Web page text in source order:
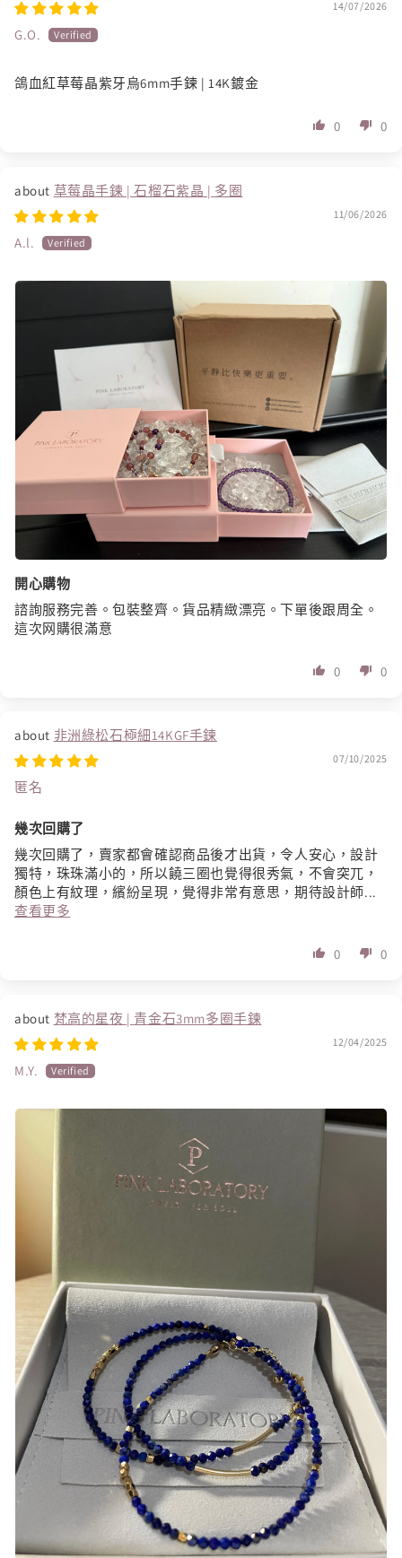
14/07/2026
G.O.
鴿血紅草莓晶紫牙烏6mm手鍊 | 14K鍍金
0 0
草莓晶手鍊 | 石榴石紫晶 | 多圈
11/06/2026
A.l.
開心購物
諮詢服務完善。包裝整齊。貨品精緻漂亮。下單後跟周全。
這次网購很滿意
0 0
非洲綠松石極細14KGF手鍊
07/10/2025
匿名
幾次回購了
幾次回購了，賣家都會確認商品後才出貨，令人安心，設計
獨特，珠珠滿小的，所以饒三圈也覺得很秀氣，不會突兀，
顏色上有紋理，繽紛呈現，覺得非常有意思，期待設計師...
查看更多
0 0
梵高的星夜 | 青金石3mm多圈手鍊
12/04/2025
M.Y.